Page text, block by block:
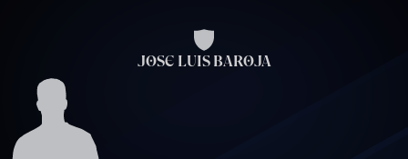
JOSE LUIS BAROJA